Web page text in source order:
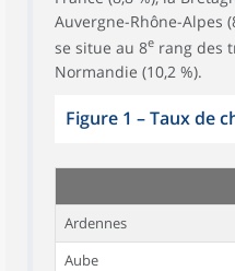
Auvergne-Rhône-Alpes
se situe au 8e rang des
Normandie (10,2 %).
Figure 1 –Taux de
Ardennes
Aube